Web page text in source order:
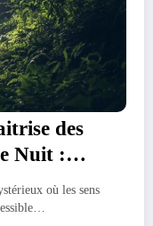
des
Nuit :
des
où les sens